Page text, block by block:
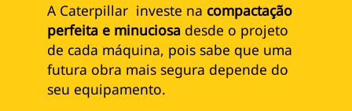
A Caterpillar investe na compactação
perfeita e minuciosa desde o projeto
de cada máquina, pois sabe que uma
futura obra mais segura depende do
seu equipamento.